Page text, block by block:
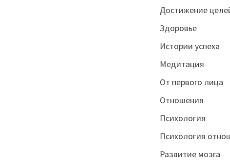
Достижение
Здоровье
Истории успеха
Медитация
От первого лица
Отношения
Психология
Психология
Развитие мозга